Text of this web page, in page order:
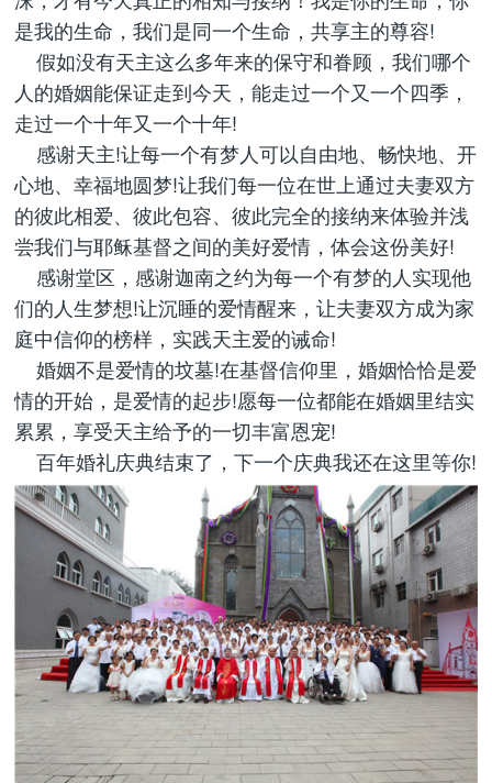
是我的生命，我们是同一个生命，共享主的尊容!
假如没有天主这么多年来的保守和眷顾，我们哪个
人的婚姻能保证走到今天，能走过一个又一个四季，
走过一个十年又一个十年!
感谢天主!让每一个有梦人可以自由地、畅快地、开
心地、幸福地圆梦!让我们每一位在世上通过夫妻双方
的彼此相爱、彼此包容、彼此完全的接纳来体验并浅
尝我们与耶稣基督之间的美好爱情，体会这份美好!
感谢堂区，感谢迦南之约为每一个有梦的人实现他
们的人生梦想!让沉睡的爱情醒来，让夫妻双方成为家
庭中信仰的榜样，实践天主爱的诫命!
婚姻不是爱情的坟墓!在基督信仰里，婚姻恰恰是爱
情的开始，是爱情的起步!愿每一位都能在婚姻里结实
累累，享受天主给予的一切丰富恩宠!
百年婚礼庆典结束了，下一个庆典我还在这里等你!